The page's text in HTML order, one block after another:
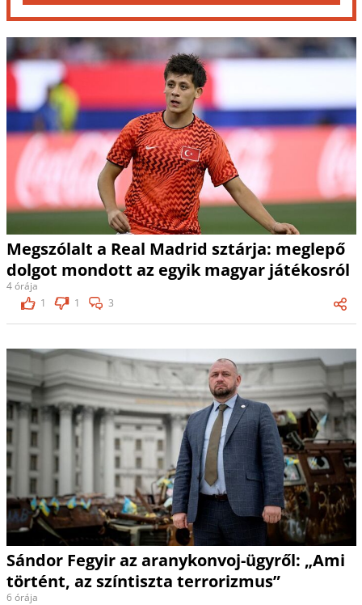
Megszólalt a Real Madrid sztárja: meglepő
dolgot mondott az egyik magyar játékosról
4 órája
1
1 3
Sándor Fegyir az aranykonvoj-ügyről: „Ami
történt, az színtiszta terrorizmus”
6 órája